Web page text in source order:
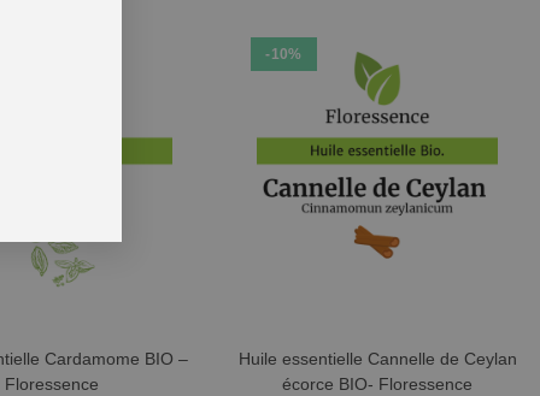
Cardamome BIO –
Floressence
-10%
Huile essentielle Cannelle de Ceylan
écorce BIO- Floressence